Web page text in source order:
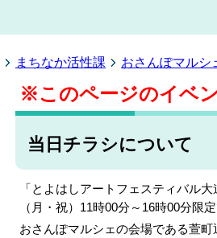
まちなか活性課 おさんぽマルシ
※このページのイベ
当日チラシについて
「とよはしアートフェスティバル
（月・祝）11時00分～16時00分限
おさんぽマルシェの会場である萱